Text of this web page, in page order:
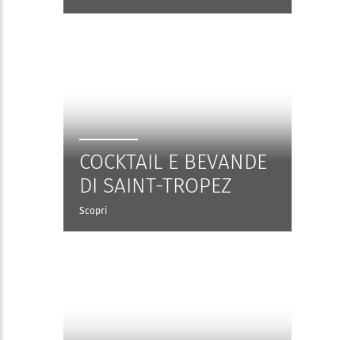
COCKTAIL E BEVANDE
DI SAINT-TROPEZ
Scopri